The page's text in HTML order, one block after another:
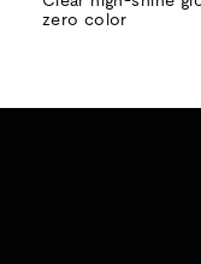
vente
zero color